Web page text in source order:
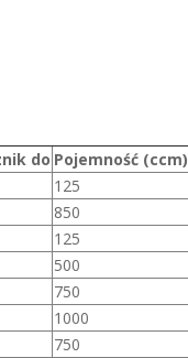
do Pojemność (ccm)
125
850
125
500
750
1000
750